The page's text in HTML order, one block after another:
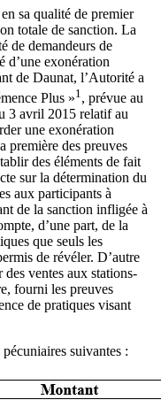
sa qualité de premier
totale de sanction. La
de demandeurs de
d’une exonération
de Daunat, l’Autorité a
Plus »1 , prévue au
3 avril 2015 relatif au
une exonération
première des preuves
des éléments de fait
sur la détermination du
aux participants à
de la sanction infligée à
d’une part, de la
que seuls les
de révéler. D’autre
des ventes aux stations-
fourni les preuves
de pratiques visant
suivantes :